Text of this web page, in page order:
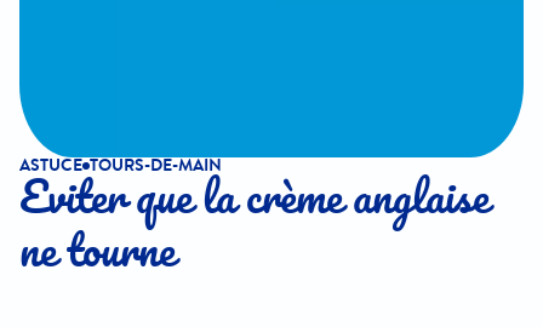
ASTUCE TOURS-DE-MAIN
Eviter que la crème anglaise
ne tourne